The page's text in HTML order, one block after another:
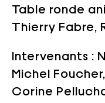
Table ronde
Thierry Fabre,
Intervenants :
Michel Foucher,
Corine